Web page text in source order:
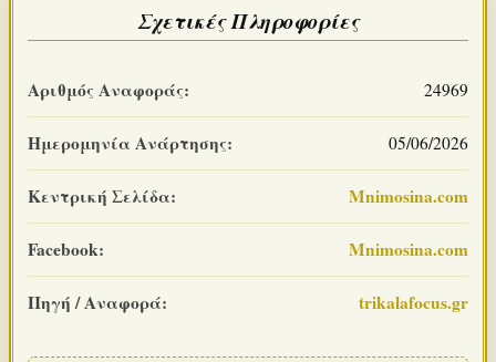
Σχετικές Πληροφορίες
Αριθμός Αναφοράς: 24969
Ημερομηνία Ανάρτησης: 05/06/2026
Κεντρική Σελίδα: Mnimosina.com
Facebook: Mnimosina.com
Πηγή / Αναφορά: trikalafocus.gr